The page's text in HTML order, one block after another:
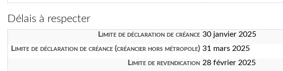
Délais à respecter
Limite de déclaration de créance 30 janvier 2025
Limite de déclaration de créance (créancier hors métropole) 31 mars 2025
Limite de revendication 28 février 2025